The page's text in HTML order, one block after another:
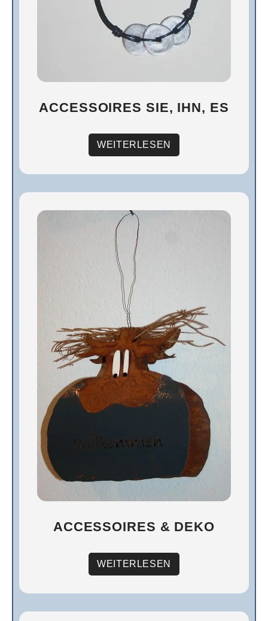
ACCESSOIRES SIE, IHN, ES
WEITERLESEN
ACCESSOIRES & DEKO
WEITERLESEN